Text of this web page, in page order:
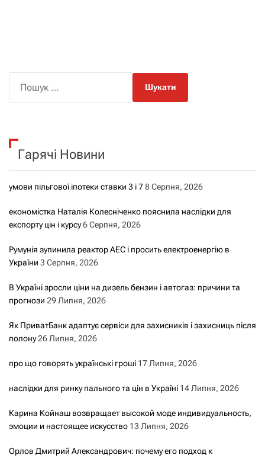
к
Гарячі Новини
умови пільгової іпотеки ставки 3 і 78 Серпня, 2026
економістка Наталія Колесніченко пояснила наслідки для
експорту цін і курсу6 Серпня, 2026
Румунія зупинила реактор АЕС і просить електроенергію в
України 3 Серпня, 2026
В Україні зросли ціни на дизель бензин і автогаз: причини та
прогнози 29 Липня, 2026
Як ПриватБанк адаптує сервіси для захисників і захисниць після
полону26 Липня, 2026
про що говорять українські гроші 17 Липня, 2026
наслідки для ринку пального та цін в Україні 14 Липня, 2026
Карина Койнаш возвращает высокой моде индивидуальность,
эмоции и настоящее искусство 13 Липня, 2026
Орлов Дмитрий Александрович: почему его подход к